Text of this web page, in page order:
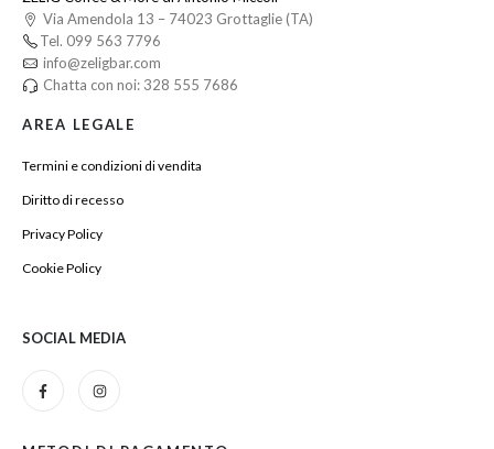
Via Amendola 13 – 74023 Grottaglie (TA)
Tel. 099 563 7796
info@zeligbar.com
Chatta con noi: 328 555 7686
AREA LEGALE
Termini e condizioni di vendita
Diritto di recesso
Privacy Policy
Cookie Policy
SOCIAL MEDIA